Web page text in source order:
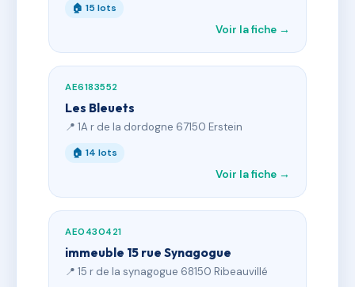
🏠 15 lots
Voir la fiche →
AE6183552
Les Bleuets
📍 1A r de la dordogne 67150 Erstein
🏠 14 lots
Voir la fiche →
AE0430421
immeuble 15 rue Synagogue
📍 15 r de la synagogue 68150 Ribeauvillé